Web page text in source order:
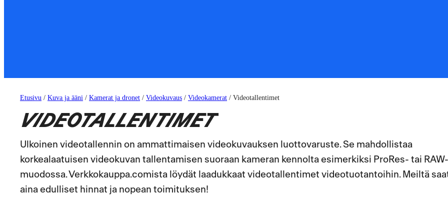
Etusivu / Kuva ja ääni / Kamerat ja dronet / Videokuvaus / Videokamerat / Videotallentimet
VIDEOTALLENTIMET
Ulkoinen videotallennin on ammattimaisen videokuvauksen luottovaruste. Se mahdollistaa
korkealaatuisen videokuvan tallentamisen suoraan kameran kennolta esimerkiksi ProRes- tai RAW-
muodossa. Verkkokauppa.comista löydät laadukkaat videotallentimet videotuotantoihin. Meiltä
aina edulliset hinnat ja nopean toimituksen!